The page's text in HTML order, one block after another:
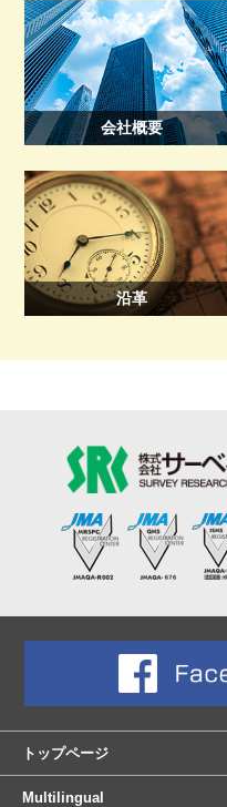
会社概要
沿革
トップページ
Multilingual